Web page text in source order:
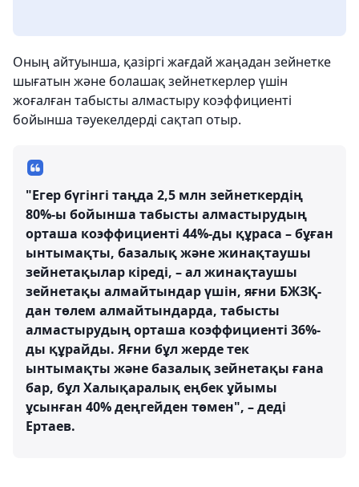
Оның айтуынша, қазіргі жағдай жаңадан зейнетке
шығатын және болашақ зейнеткерлер үшін
жоғалған табысты алмастыру коэффициенті
бойынша тәуекелдерді сақтап отыр.
"Егер бүгінгі таңда 2,5 млн зейнеткердің
80%-ы бойынша табысты алмастырудың
орташа коэффициенті 44%-ды құраса – бұған
ынтымақты, базалық және жинақтаушы
зейнетақылар кіреді, – ал жинақтаушы
зейнетақы алмайтындар үшін, яғни БЖЗҚ-
дан төлем алмайтындарда, табысты
алмастырудың орташа коэффициенті 36%-
ды құрайды. Яғни бұл жерде тек
ынтымақты және базалық зейнетақы ғана
бар, бұл Халықаралық еңбек ұйымы
ұсынған 40% деңгейден төмен", – деді
Ертаев.